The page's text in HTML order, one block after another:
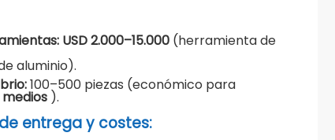
USD 2.000–15.000 (herramienta de
aluminio).
100–500 piezas (económico para
).
entrega y costes: